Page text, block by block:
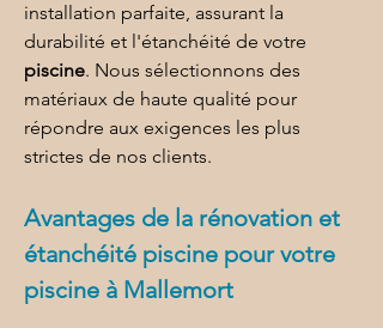
installation parfaite, assurant la
durabilité et l'étanchéité de votre
piscine. Nous sélectionnons des
matériaux de haute qualité pour
répondre aux exigences les plus
strictes de nos clients.
Avantages de la rénovation et
étanchéité piscine pour votre
piscine à Mallemort